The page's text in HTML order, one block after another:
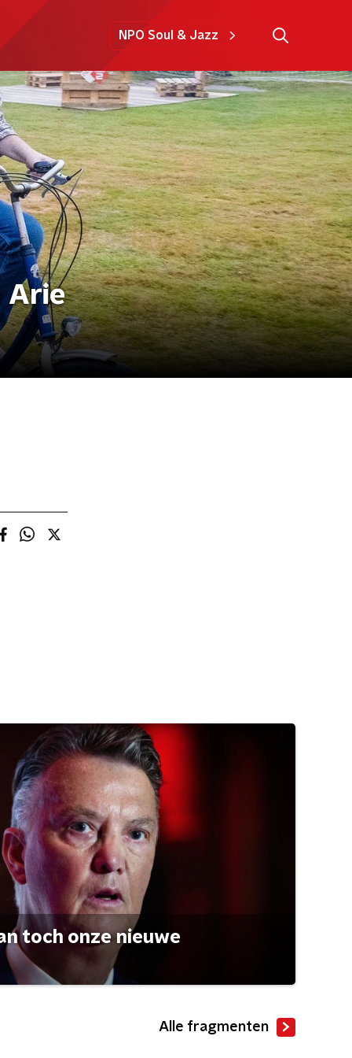
NPO Soul & Jazz
Arie
toch onze nieuwe
Alle fragmenten